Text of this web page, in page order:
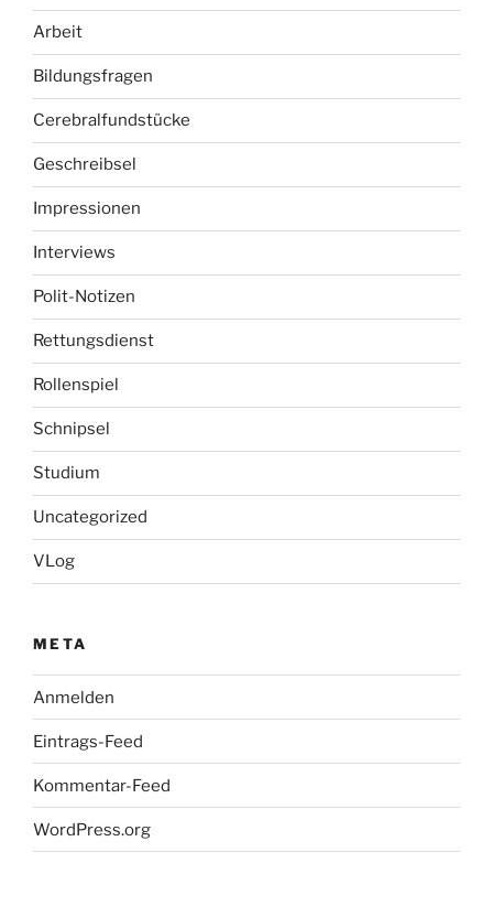
Arbeit
Bildungsfragen
Cerebralfundstücke
Geschreibsel
Impressionen
Interviews
Polit-Notizen
Rettungsdienst
Rollenspiel
Schnipsel
Studium
Uncategorized
VLog
META
Anmelden
Eintrags-Feed
Kommentar-Feed
WordPress.org